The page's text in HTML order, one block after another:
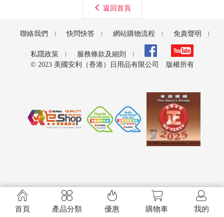
返回首頁
聯絡我們 快問快答 網站購物流程 免責聲明
私隱政策
服務條款及細則
© 2023 美國安利（香港）日用品有限公司 版權所有

首頁

產品分類

優惠

購物車

我的